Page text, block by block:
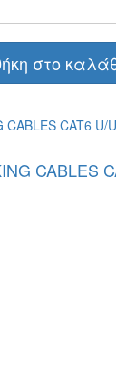
στο
CABLES